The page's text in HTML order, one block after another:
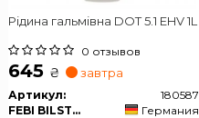
Рідина гальмівна DOT 5.1 EHV 1L
0 отзывов
645 ₴ завтра
Артикул:
180587
FEBI BILSTEIN
Германия